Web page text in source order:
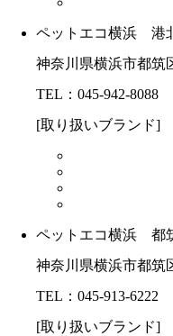
ペットエコ横浜 港
神奈川県横浜市都筑
TEL：045-942-8088
[取り扱いブランド]
ペットエコ横浜 都
神奈川県横浜市都筑
TEL：045-913-6222
[取り扱いブランド]